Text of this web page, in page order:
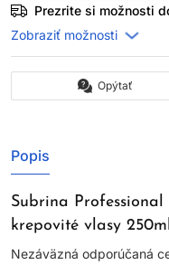
Prezrite si možnosti
Opýtať
Popis
Subrina
krepovité vlasy
Nezáväzná odporúčaná